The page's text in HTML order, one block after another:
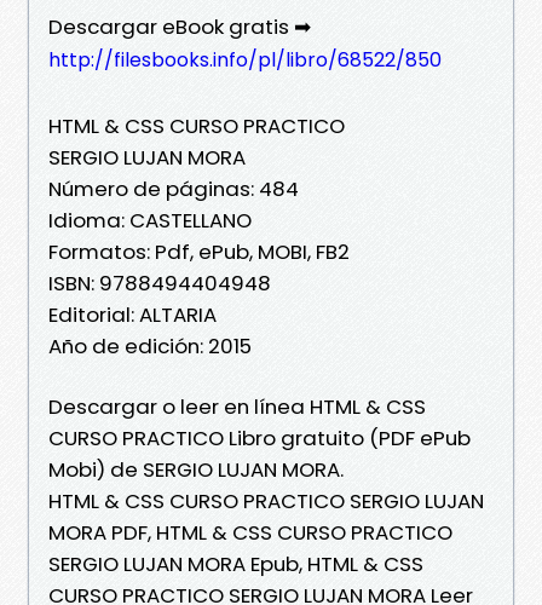
Descargar eBook gratis ➡
http://filesbooks.info/pl/libro/68522/850
HTML & CSS CURSO PRACTICO
SERGIO LUJAN MORA
Número de páginas: 484
Idioma: CASTELLANO
Formatos: Pdf, ePub, MOBI, FB2
ISBN: 9788494404948
Editorial: ALTARIA
Año de edición: 2015
Descargar o leer en línea HTML & CSS
CURSO PRACTICO Libro gratuito (PDF ePub
Mobi) de SERGIO LUJAN MORA.
HTML & CSS CURSO PRACTICO SERGIO LUJAN
MORA PDF, HTML & CSS CURSO PRACTICO
SERGIO LUJAN MORA Epub, HTML & CSS
CURSO PRACTICO SERGIO LUJAN MORA Leer